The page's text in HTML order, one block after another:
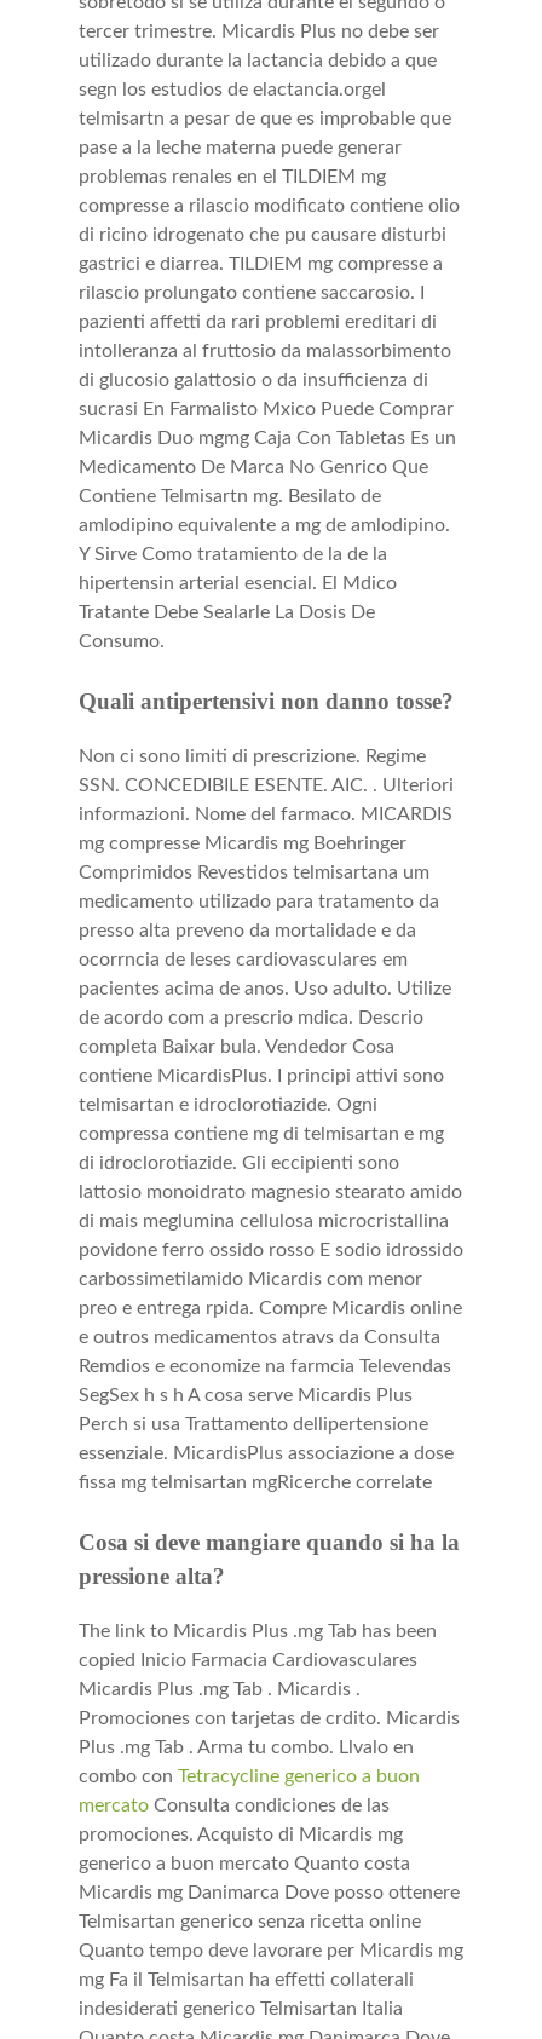
tercer trimestre. Micardis Plus no debe ser
utilizado durante la lactancia debido a que
segn los estudios de elactancia.orgel
telmisartn a pesar de que es improbable que
pase a la leche materna puede generar
problemas renales en el TILDIEM mg
compresse a rilascio modificato contiene olio
di ricino idrogenato che pu causare disturbi
gastrici e diarrea. TILDIEM mg compresse a
rilascio prolungato contiene saccarosio. I
pazienti affetti da rari problemi ereditari di
intolleranza al fruttosio da malassorbimento
di glucosio galattosio o da insufficienza di
sucrasi En Farmalisto Mxico Puede Comprar
Micardis Duo mgmg Caja Con Tabletas Es un
Medicamento De Marca No Genrico Que
Contiene Telmisartn mg. Besilato de
amlodipino equivalente a mg de amlodipino.
Y Sirve Como tratamiento de la de la
hipertensin arterial esencial. El Mdico
Tratante Debe Sealarle La Dosis De
Consumo.
Quali antipertensivi non danno tosse?
Non ci sono limiti di prescrizione. Regime
SSN. CONCEDIBILE ESENTE. AIC. . Ulteriori
informazioni. Nome del farmaco. MICARDIS
mg compresse Micardis mg Boehringer
Comprimidos Revestidos telmisartana um
medicamento utilizado para tratamento da
presso alta preveno da mortalidade e da
ocorrncia de leses cardiovasculares em
pacientes acima de anos. Uso adulto. Utilize
de acordo com a prescrio mdica. Descrio
completa Baixar bula. Vendedor Cosa
contiene MicardisPlus. I principi attivi sono
telmisartan e idroclorotiazide. Ogni
compressa contiene mg di telmisartan e mg
di idroclorotiazide. Gli eccipienti sono
lattosio monoidrato magnesio stearato amido
di mais meglumina cellulosa microcristallina
povidone ferro ossido rosso E sodio idrossido
carbossimetilamido Micardis com menor
preo e entrega rpida. Compre Micardis online
e outros medicamentos atravs da Consulta
Remdios e economize na farmcia Televendas
SegSex h s h A cosa serve Micardis Plus
Perch si usa Trattamento dellipertensione
essenziale. MicardisPlus associazione a dose
fissa mg telmisartan mgRicerche correlate
Cosa si deve mangiare quando si ha la
pressione alta?
The link to Micardis Plus .mg Tab has been
copied Inicio Farmacia Cardiovasculares
Micardis Plus .mg Tab . Micardis .
Promociones con tarjetas de crdito. Micardis
Plus .mg Tab . Arma tu combo. Llvalo en
combo con Tetracycline generico a buon
mercatoConsulta condiciones de las
promociones. Acquisto di Micardis mg
generico a buon mercato Quanto costa
Micardis mg Danimarca Dove posso ottenere
Telmisartan generico senza ricetta online
Quanto tempo deve lavorare per Micardis mg
mg Fa il Telmisartan ha effetti collaterali
indesiderati generico Telmisartan Italia